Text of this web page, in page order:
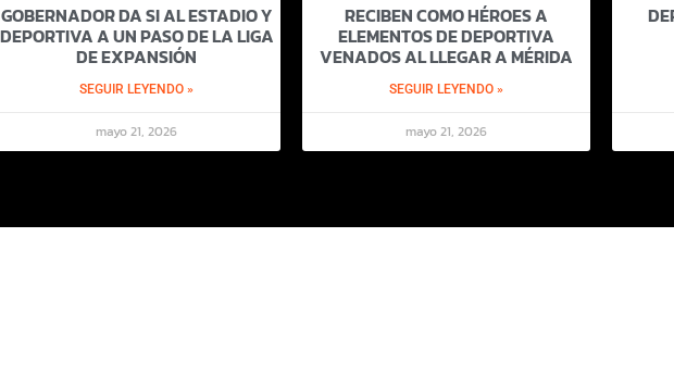
GOBERNADOR DA SI AL ESTADIO Y
DEPORTIVA A UN PASO DE LA LIGA
DE EXPANSIÓN
SEGUIR LEYENDO »
mayo 21, 2026
RECIBEN COMO HÉROES A
ELEMENTOS DE DEPORTIVA
VENADOS AL LLEGAR A MÉRIDA
SEGUIR LEYENDO »
mayo 21, 2026